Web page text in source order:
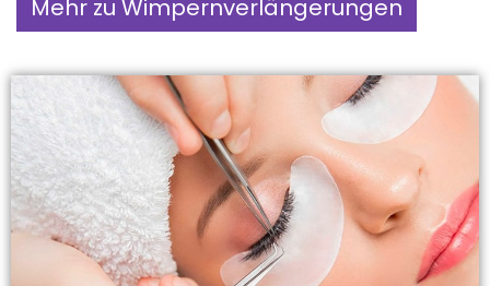
Mehr zu Wimpernverlängerungen